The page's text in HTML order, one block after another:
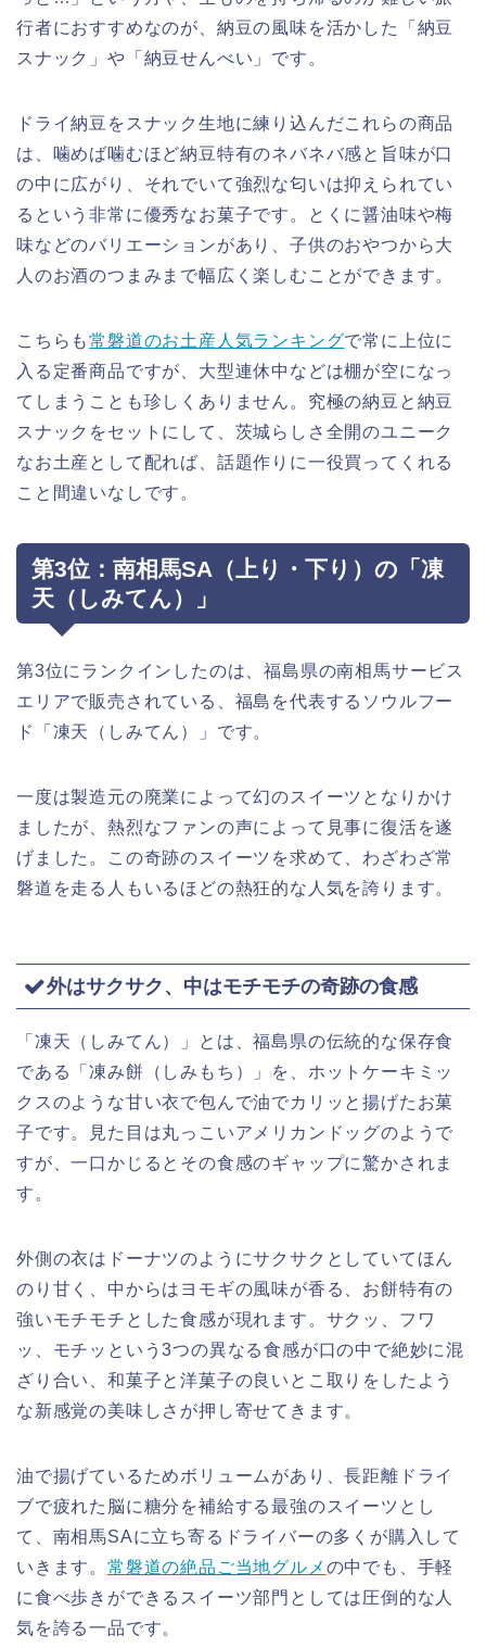
行者におすすめなのが、納豆の風味を活かした「納豆
スナック」や「納豆せんべい」です。
ドライ納豆をスナック生地に練り込んだこれらの商品
は、噛めば噛むほど納豆特有のネバネバ感と旨味が口
の中に広がり、それでいて強烈な匂いは抑えられてい
るという非常に優秀なお菓子です。とくに醤油味や梅
味などのバリエーションがあり、子供のおやつから大
人のお酒のつまみまで幅広く楽しむことができます。
こちらも常磐道のお土産人気ランキングで常に上位に
入る定番商品ですが、大型連休中などは棚が空になっ
てしまうことも珍しくありません。究極の納豆と納豆
スナックをセットにして、茨城らしさ全開のユニーク
なお土産として配れば、話題作りに一役買ってくれる
こと間違いなしです。
第3位：南相馬SA（上り・下り）の「凍
天（しみてん）」
第3位にランクインしたのは、福島県の南相馬サービス
エリアで販売されている、福島を代表するソウルフー
ド「凍天（しみてん）」です。
一度は製造元の廃業によって幻のスイーツとなりかけ
ましたが、熱烈なファンの声によって見事に復活を遂
げました。この奇跡のスイーツを求めて、わざわざ常
磐道を走る人もいるほどの熱狂的な人気を誇ります。
外はサクサク、中はモチモチの奇跡の食感
「凍天（しみてん）」とは、福島県の伝統的な保存食
である「凍み餅（しみもち）」を、ホットケーキミッ
クスのような甘い衣で包んで油でカリッと揚げたお菓
子です。見た目は丸っこいアメリカンドッグのようで
すが、一口かじるとその食感のギャップに驚かされま
す。
外側の衣はドーナツのようにサクサクとしていてほん
のり甘く、中からはヨモギの風味が香る、お餅特有の
強いモチモチとした食感が現れます。サクッ、フワ
ッ、モチッという3つの異なる食感が口の中で絶妙に混
ざり合い、和菓子と洋菓子の良いとこ取りをしたよう
な新感覚の美味しさが押し寄せてきます。
油で揚げているためボリュームがあり、長距離ドライ
ブで疲れた脳に糖分を補給する最強のスイーツとし
て、南相馬SAに立ち寄るドライバーの多くが購入して
いきます。 常磐道の絶品ご当地グルメ の中でも、手軽
に食べ歩きができるスイーツ部門としては圧倒的な人
気を誇る一品です。